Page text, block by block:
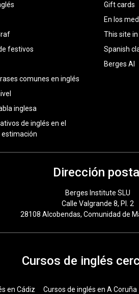
festivos
comunes en inglés
inglesa
de inglés en el
estimación
Gift cards
En los
This site in
Spanish
Berges AI
Dirección postal
Berges Institute SLU
Calle Valgrande 8, Pl. 2
28108 Alcobendas, Comunidad de
Cursos de inglés
en Cádiz Cursos de inglés en A Coruña